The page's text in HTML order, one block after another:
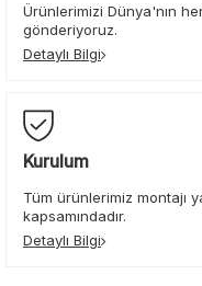
Ürünlerimizi Dünya'nın
gönderiyoruz.
Detaylı Bilgi
Kurulum
Tüm ürünlerimiz montajı
kapsamındadır.
Detaylı Bilgi